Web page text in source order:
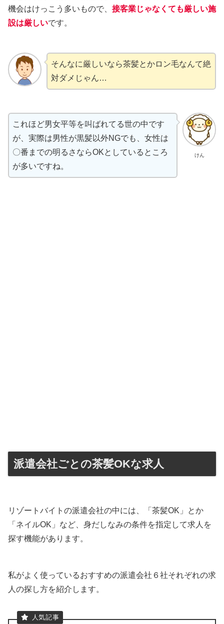
機会はけっこう多いもので、 接客業じゃなくても厳しい施
設は厳しいです。
そんなに厳しいなら茶髪とかロン毛なんて絶
対ダメじゃん…
けん
これほど男女平等を叫ばれてる世の中です
が、実際は男性が黒髪以外NGでも、女性は
〇番までの明るさならOKとしているところ
が多いですね。
派遣会社ごとの茶髪OKな求人
リゾートバイトの派遣会社の中には、「茶髪OK」とか
「ネイルOK」など、身だしなみの条件を指定して求人を
探す機能があります。
私がよく使っているおすすめの派遣会社６社それぞれの求
人の探し方を紹介します。